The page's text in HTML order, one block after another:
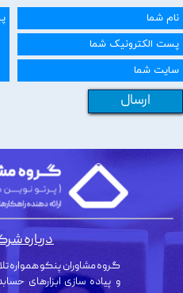
ارسال
گروه مشاوران پنکو همواره
و پیاده سازی ابزارهای
درباره